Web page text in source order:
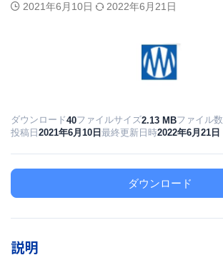
2021年6月10日 2022年6月21日
ダウンロード40ファイルサイズ2.13 MBファイル数
投稿日 2021年6月10日 最終更新日時2022年6月21日
ダウンロード
説明